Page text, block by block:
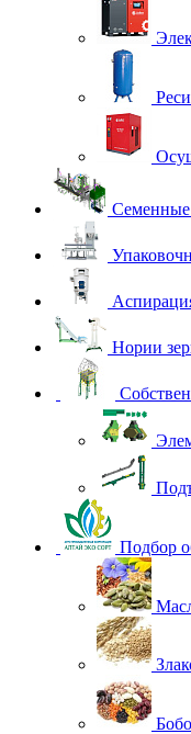
Нории
Подбор